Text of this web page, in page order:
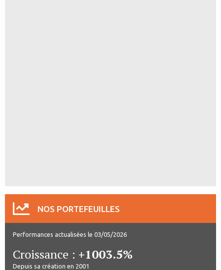
NOS PORTEFEUILLES
Performances actualisées le 03/05/2026
Croissance : +1003.5%
Depuis sa création en 2001